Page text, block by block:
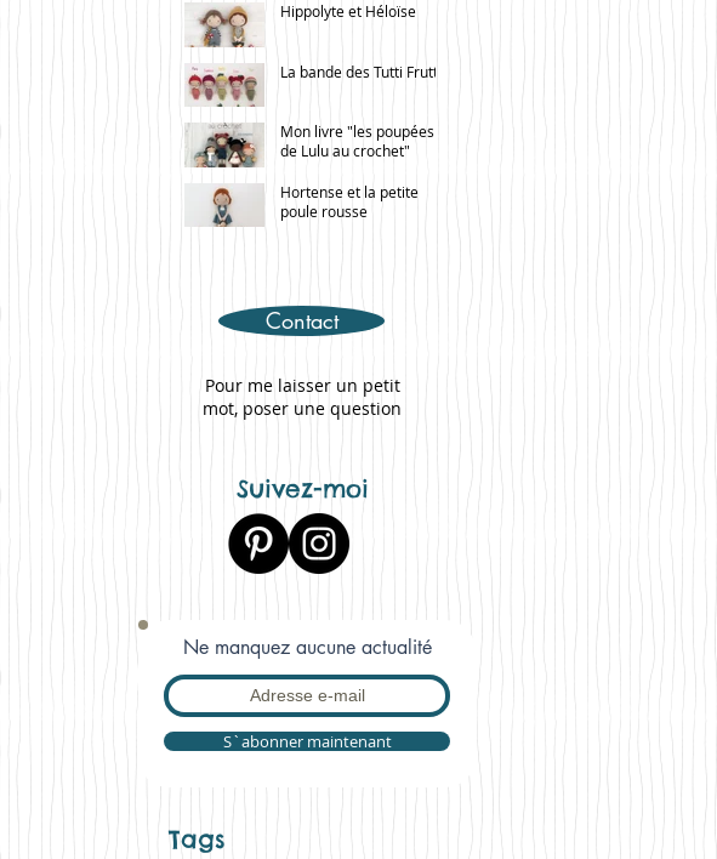
Hippolyte et Héloïse
La bande des Tutti Frutti
Mon livre "les poupées
de Lulu au crochet"
Hortense et la petite
poule rousse
Contact
Pour me laisser un petit
mot, poser une question
Suivez-moi
Ne manquez aucune actualité
S`abonner maintenant
Tags